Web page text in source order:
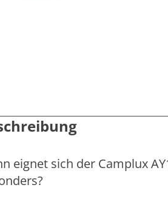
eignet sich der Camplux